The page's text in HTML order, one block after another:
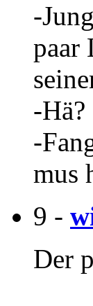
-
paar
-Hä?
-
mus
9 -
Der